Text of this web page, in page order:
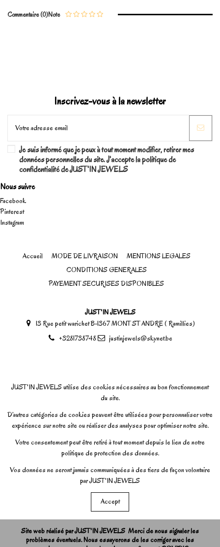
Marque
Note
Commentaire (0)
Inscrivez-vous à la newsletter
Je suis informé que je peux à tout moment modifier, retirer mes
données personnelles du site. J'accepte la politique de
confidentialité de JUST'IN JEWELS
Nous suivre
Facebook
Pinterest
Instagram
Accueil MODE DE LIVRAISON
MENTIONS LEGALES
CONDITIONS GENERALES
PAYEMENT SECURISES DISPONIBLES
JUST'IN JEWELS
13 Rue petit warichet B-1367 MONT ST ANDRE ( Ramillies)
+3281738748
justinjewels@skynet.be
JUST'IN JEWELS utilise des cookies nécessaires au bon fonctionnement
du site.
D’autres catégories de cookies peuvent être utilisées pour personnaliser votre
expérience sur notre site ou réaliser des analyses pour optimiser notre site.
Votre consentement peut être retiré à tout moment depuis le lien de notre
politique de protection des données.
Vos données ne seront jamais communiquées à des tiers de façon volontaire
par JUST'IN JEWELS
Accept
Site web réalisé par JUST'IN JEWELS Merci de nous signaler les
problèmes éventuels. Nous essayerons de les corriger avec les